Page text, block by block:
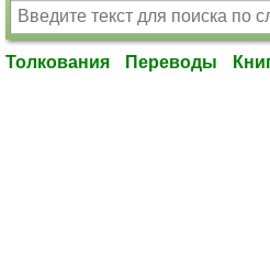
Толкования Переводы